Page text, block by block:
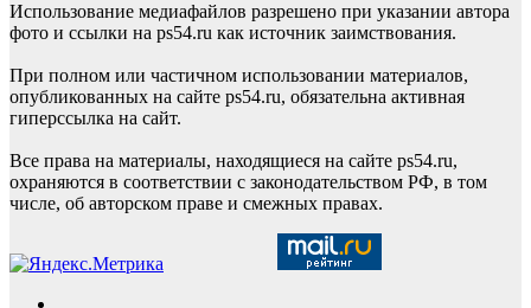
Использование медиафайлов разрешено при указании автора
фото и ссылки на ps54.ru как источник заимствования.
При полном или частичном использовании материалов,
опубликованных на сайте ps54.ru, обязательна активная
гиперссылка на сайт.
Все права на материалы, находящиеся на сайте ps54.ru,
охраняются в соответствии с законодательством РФ, в том
числе, об авторском праве и смежных правах.